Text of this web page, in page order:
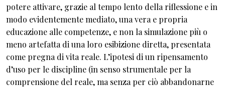
potere attivare, grazie al tempo lento della riflessione e in
modo evidentemente mediato, una vera e propria
educazione alle competenze, e non la simulazione più o
meno artefatta di una loro esibizione diretta, presentata
come pregna di vita reale. L’ipotesi di un ripensamento
d’uso per le discipline (in senso strumentale per la
comprensione del reale, ma senza per ciò abbandonarne